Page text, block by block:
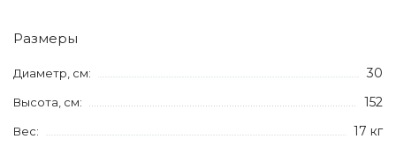
Размеры
Диаметр, см: 30
Высота, см: 152
Вес: 17 кг